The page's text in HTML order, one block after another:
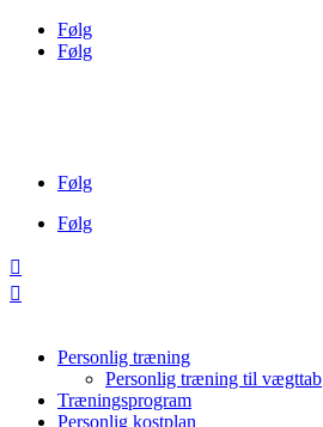
Følg
Følg
Følg
Følg


Personlig træning
Personlig træning til vægttab
Træningsprogram
Personlig kostplan